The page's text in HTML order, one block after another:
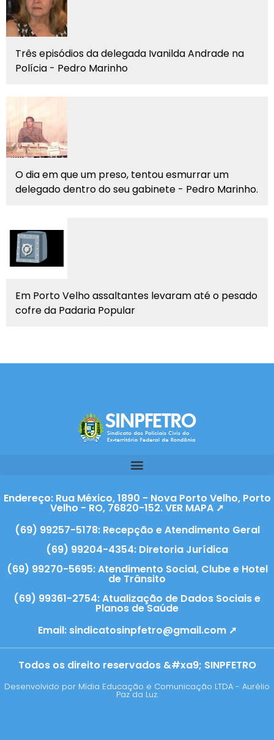
Três episódios da delegada Ivanilda Andrade na
Polícia - Pedro Marinho
O dia em que um preso, tentou esmurrar um
delegado dentro do seu gabinete - Pedro Marinho.
Em Porto Velho assaltantes levaram até o pesado
cofre da Padaria Popular
Endereço: Rua México, 1890 - Nova Porto Velho, Porto
Velho - RO, 76820-152. VER MAPA ➚
(69) 99257-5178: Recepção e Atendimento Geral
(69) 99204-4354: Diretoria Jurídica
(69) 99270-5695: Atendimento Social, Clube e Hotel
de Trânsito
(69) 99361-2754: Atualização de Dados Sociais e
Planos de Saúde
Email: sindicatosinpfetro@gmail.com ➚
Todos os direito reservados &#xa9; SINPFETRO
Desenvolvido por Mídia Educação e Comunicação LTDA - Aurélio
Paz da Luz.